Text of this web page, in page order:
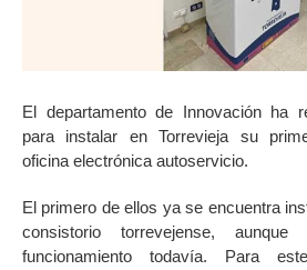
El departamento de Innovación ha
para instalar en Torrevieja su
oficina electrónica autoservicio.
El primero de ellos ya se encuentra
consistorio torrevejense,
funcionamiento todavía. Para